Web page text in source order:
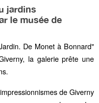
jardins
le musée de
De Monet à Bonnard"
la galerie prête une
de Giverny